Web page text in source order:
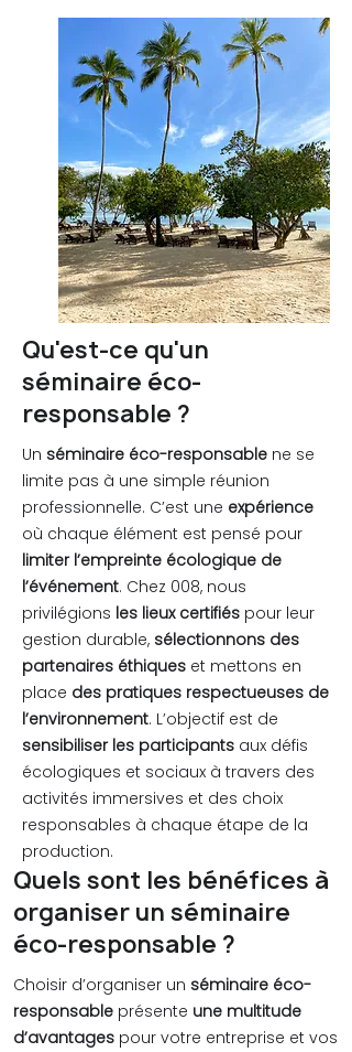
Qu'est-ce qu'un
séminaire éco-
responsable ?
Un séminaire éco-responsable ne se
limite pas à une simple réunion
professionnelle. C’est une expérience
où chaque élément est pensé pour
limiter l’empreinte écologique de
l’événement. Chez 008, nous
privilégions les lieux certifiés pour leur
gestion durable, sélectionnons des
partenaires éthiques et mettons en
place des pratiques respectueuses de
l’environnement. L’objectif est de
sensibiliser les participants aux défis
écologiques et sociaux à travers des
activités immersives et des choix
responsables à chaque étape de la
production.
Quels sont les bénéfices à
organiser un séminaire
éco-responsable ?
Choisir d’organiser un séminaire éco-
responsable présente une multitude
d’avantages pour votre entreprise et vos